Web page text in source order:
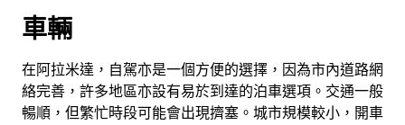
車輛
在阿拉米達，自駕亦是一個方便的選擇，因為市內道路網
絡完善，許多地區亦設有易於到達的泊車選項。交通一般
暢順，但繁忙時段可能會出現擠塞。城市規模較小，開車